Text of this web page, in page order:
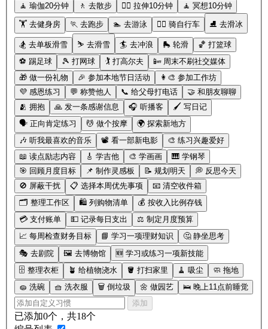
🧘 瑜伽20分钟
🚶 去散步 🤸‍♀️ 拉伸10分钟 🧘 冥想10分钟
🏋️ 去健身房 🏃 去跑步 🏊 去游泳 🚴‍♂️ 骑自行车 ⛸️ 去滑冰
🏂 去单板滑雪 ⛷️ 去滑雪 🏄 去冲浪 🛼 轮滑
🏀 打篮球
⚽️ 踢足球
🎾 打网球 🏌️ 打高尔夫
📴 周末不刷社交媒体
🎁 做一份礼物
🎉 参加本地节日活动
👩‍🎨 参加工作坊
💜 感恩练习
💬 称赞他人 📞 给父母打电话
🤝 和朋友聊聊
🫂 拥抱
🙏 发一条感谢信息 🎧 听播客
🖌️ 写日记
🗣️ 正向肯定练习
💆 做个按摩
🌍 探索新地方
🎶 听我最喜欢的音乐
📽️ 看一部新电影
🎨 练习兴趣爱好
📖 读点励志内容
🎸 学吉他 🎨 学画画
🎹 学钢琴
🎯 回顾月度目标
📌 制作灵感板 📝 规划明天
💭 反思今天
🚫 屏蔽干扰
📋 选择本周优先事项
📧 清空收件箱
🗂️ 整理工作区
🛍️ 列购物清单
💰 按收入比例存钱
💳 支付账单
💵 记录每日支出
⚖️ 制定月度预算
📈 每周检查财务目标
📘 学习一项理财知识
🤔 静坐思考
🎭 去剧院
🖼️ 去博物馆
🆕 学习或练习一项新技能
🗄️ 整理衣柜
🪴 给植物浇水 🪣 打扫家里 🧹 吸尘
🧼 拖地
🧽 洗碗
🧺 洗衣服 🗑️ 倒垃圾 🌼 做园艺
🛌 晚上11点前睡觉
添加
已添加0个，共18个